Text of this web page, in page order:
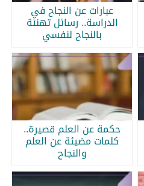
عبارات عن النجاح في
الدراسة.. رسائل تهنئة
بالنجاح لنفسي
حكمة عن العلم قصيرة..
كلمات مضيئة عن العلم
والنجاح